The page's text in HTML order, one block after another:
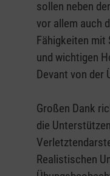
sollen neben
vor allem auch
Fähigkeiten mit
und wichtigen
Devant von der
Großen Dank
die
Realistischen